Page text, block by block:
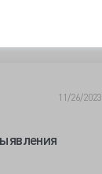
11/26/2023